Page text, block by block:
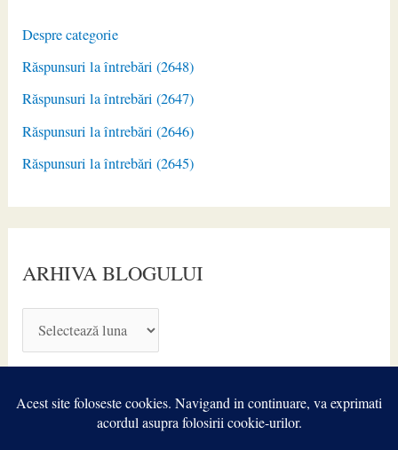
Despre categorie
Răspunsuri la întrebări (2648)
Răspunsuri la întrebări (2647)
Răspunsuri la întrebări (2646)
Răspunsuri la întrebări (2645)
ARHIVA BLOGULUI
R
I